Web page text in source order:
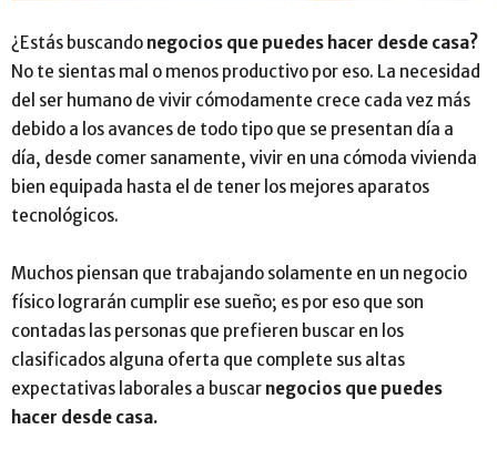
¿Estás buscando negocios que puedes hacer desde casa?
No te sientas mal o menos productivo por eso. La necesidad
del ser humano de vivir cómodamente crece cada vez más
debido a los avances de todo tipo que se presentan día a
día, desde comer sanamente, vivir en una cómoda vivienda
bien equipada hasta el de tener los mejores aparatos
tecnológicos.
Muchos piensan que trabajando solamente en un negocio
físico lograrán cumplir ese sueño; es por eso que son
contadas las personas que prefieren buscar en los
clasificados alguna oferta que complete sus altas
expectativas laborales a buscar negocios que puedes
hacer desde casa.